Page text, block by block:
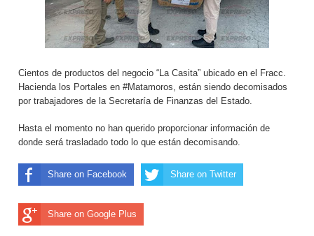
Cientos de productos del negocio “La Casita” ubicado en el Fracc.
Hacienda los Portales en #Matamoros, están siendo decomisados
por trabajadores de la Secretaría de Finanzas del Estado.
Hasta el momento no han querido proporcionar información de
donde será trasladado todo lo que están decomisando.
Share on Facebook Share on Twitter
Share on Google Plus